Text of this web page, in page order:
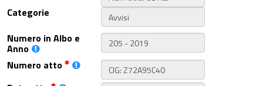
Categorie
Numero in Albo e
Anno
Numero atto